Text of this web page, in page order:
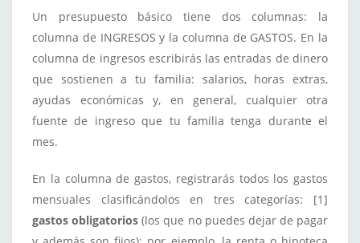
Un presupuesto básico tiene dos columnas: la
columna de INGRESOS y la columna de GASTOS. En la
columna de ingresos escribirás las entradas de dinero
que sostienen a tu familia: salarios, horas extras,
ayudas económicas y, en general, cualquier otra
fuente de ingreso que tu familia tenga durante el
mes.
En la columna de gastos, registrarás todos los gastos
mensuales clasificándolos en tres categorías: [1]
gastos obligatorios (los que no puedes dejar de pagar